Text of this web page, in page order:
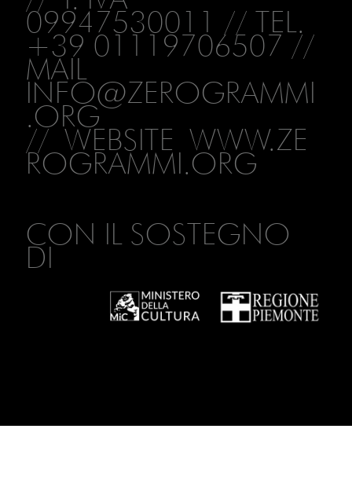
09947530011 // TEL.
+39 01119706507 //
MAIL
INFO@ZEROGRAMMI
.ORG
// WEBSITE WWW.ZE
ROGRAMMI.ORG
CON IL SOSTEGNO
DI